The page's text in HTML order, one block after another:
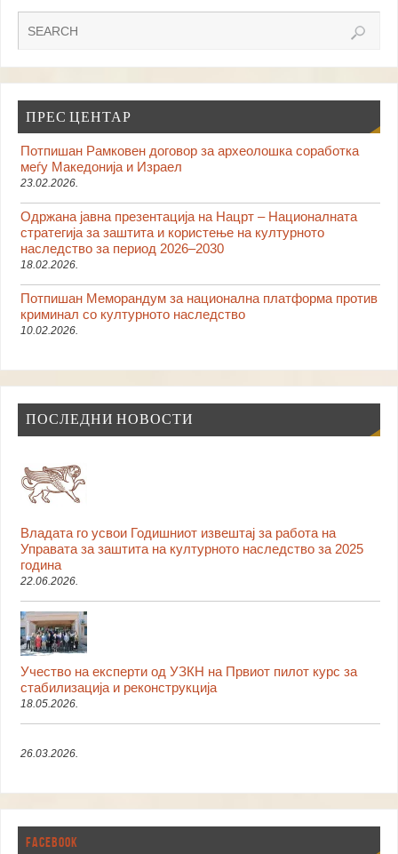
ПРЕС ЦЕНТАР
Потпишан Рамковен договор за археолошка соработка
меѓу Македонија и Израел
23.02.2026.
Одржана јавна презентација на Нацрт – Националната
стратегија за заштита и користење на културното
наследство за период 2026–2030
18.02.2026.
Потпишан Меморандум за национална платформа против
криминал со културното наследство
10.02.2026.
ПОСЛЕДНИ НОВОСТИ
Владата го усвои Годишниот извештај за работа на
Управата за заштита на културното наследство за 2025
година
22.06.2026.
Учество на експерти од УЗКН на Првиот пилот курс за
стабилизација и реконструкција
18.05.2026.
26.03.2026.
FACEBOOK